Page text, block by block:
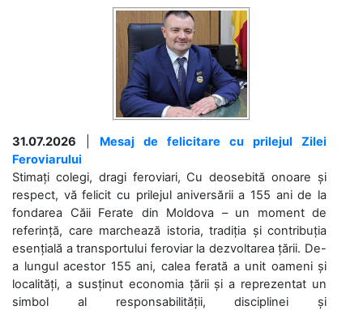
31.07.2026
Mesaj de felicitare cu prilejul Zilei
Feroviarului
Stimați colegi, dragi feroviari, Cu deosebită onoare și
respect, vă felicit cu prilejul aniversării a 155 ani de la
fondarea Căii Ferate din Moldova – un moment de
referință, care marchează istoria, tradiția și contribuția
esențială a transportului feroviar la dezvoltarea țării. De-
a lungul acestor 155 ani, calea ferată a unit oameni și
localități, a susținut economia țării și a reprezentat un
simbol al responsabilității, disciplinei și